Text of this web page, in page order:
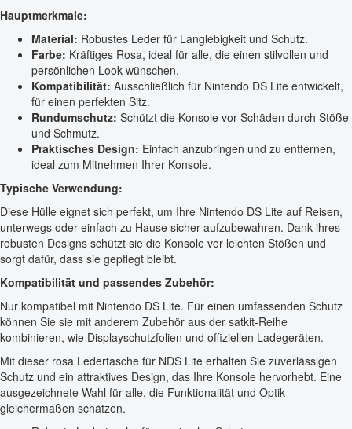
Hauptmerkmale:
Material: Robustes Leder für Langlebigkeit und Schutz.
Farbe: Kräftiges Rosa, ideal für alle, die einen stilvollen und
persönlichen Look wünschen.
Kompatibilität: Ausschließlich für Nintendo DS Lite entwickelt,
für einen perfekten Sitz.
Rundumschutz: Schützt die Konsole vor Schäden durch Stöße
und Schmutz.
Praktisches Design: Einfach anzubringen und zu entfernen,
ideal zum Mitnehmen Ihrer Konsole.
Typische Verwendung:
Diese Hülle eignet sich perfekt, um Ihre Nintendo DS Lite auf Reisen,
unterwegs oder einfach zu Hause sicher aufzubewahren. Dank ihres
robusten Designs schützt sie die Konsole vor leichten Stößen und
sorgt dafür, dass sie gepflegt bleibt.
Kompatibilität und passendes Zubehör:
Nur kompatibel mit Nintendo DS Lite. Für einen umfassenden Schutz
können Sie sie mit anderem Zubehör aus der satkit-Reihe
kombinieren, wie Displayschutzfolien und offiziellen Ladegeräten.
Mit dieser rosa Ledertasche für NDS Lite erhalten Sie zuverlässigen
Schutz und ein attraktives Design, das Ihre Konsole hervorhebt. Eine
ausgezeichnete Wahl für alle, die Funktionalität und Optik
gleichermaßen schätzen.